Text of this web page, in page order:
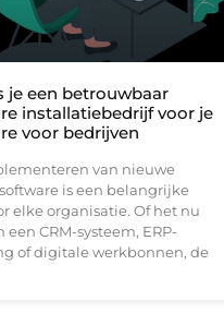
je een betrouwbaar
installatiebedrijf voor je
voor bedrijven
van nieuwe
is een belangrijke
elke organisatie. Of het nu
een CRM-systeem, ERP-
of digitale werkbonnen, de